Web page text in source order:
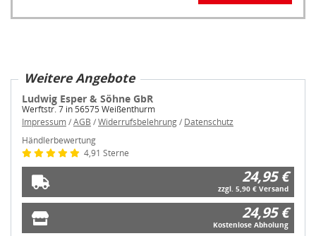
Weitere Angebote
Ludwig Esper & Söhne GbR
Werftstr. 7 in 56575 Weißenthurm
Impressum/AGB /Widerrufsbelehrung/ Datenschutz
Händlerbewertung
4,91 Sterne
24,95 €
zzgl. 5,90 € Versand
24,95 €
Kostenlose Abholung